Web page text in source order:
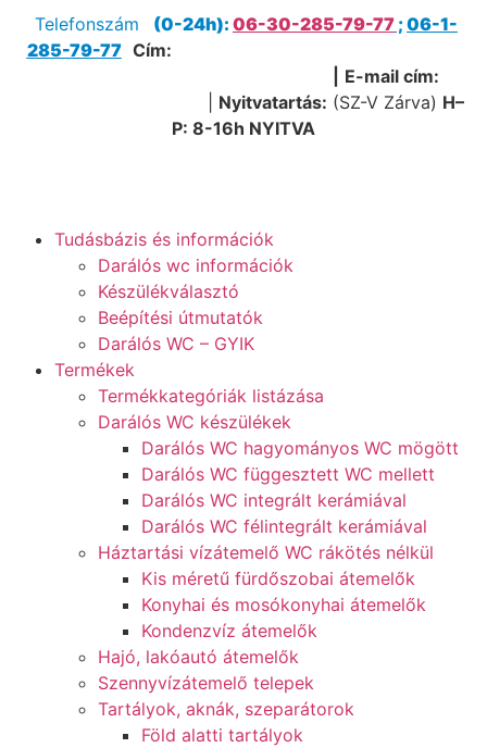
Telefonszám (0-24h): 06-30-285-79-77 ;06-1-
285-79-77 Cím:
E-mail cím:
Nyitvatartás: (SZ-V Zárva) H–
P: 8-16h NYITVA
Tudásbázis és információk
Darálós wc információk
Készülékválasztó
Beépítési útmutatók
Darálós WC – GYIK
Termékek
Termékkategóriák listázása
Darálós WC készülékek
Darálós WC hagyományos WC mögött
Darálós WC függesztett WC mellett
Darálós WC integrált kerámiával
Darálós WC félintegrált kerámiával
Háztartási vízátemelő WC rákötés nélkül
Kis méretű fürdőszobai átemelők
Konyhai és mosókonyhai átemelők
Kondenzvíz átemelők
Hajó, lakóautó átemelők
Szennyvízátemelő telepek
Tartályok, aknák, szeparátorok
Föld alatti tartályok